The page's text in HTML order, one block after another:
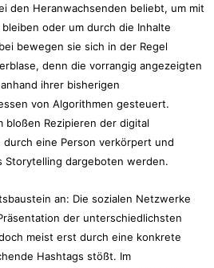
den Heranwachsenden beliebt, um mit
oder um durch die Inhalte
bewegen sie sich in der Regel
denn die vorrangig angezeigten
ihrer bisherigen
von Algorithmen gesteuert.
bloßen Rezipieren der digital
eine Person verkörpert und
Storytelling dargeboten werden.
an: Die sozialen Netzwerke
der unterschiedlichsten
meist erst durch eine konkrete
Hashtags stößt. Im